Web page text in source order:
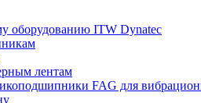
оборудованию ITW Dynatec
лентам
FAG для